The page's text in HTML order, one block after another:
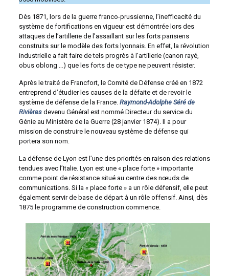
Dès 1871, lors de la guerre franco-prussienne, l’inefficacité du
système de fortifications en vigueur est démontrée lors des
attaques de l’artillerie de l’assaillant sur les forts parisiens
construits sur le modèle des forts lyonnais. En effet, la révolution
industrielle a fait faire de tels progrès à l’artillerie (canon rayé,
obus oblong …) que les forts de ce type ne peuvent résister.
Après le traité de Francfort, le Comité de Défense créé en 1872
entreprend d’étudier les causes de la défaite et de revoir le
système de défense de la France. Raymond-Adolphe Séré de
Rivièresdevenu Général est nommé Directeur du service du
Génie au Ministère de la Guerre (28 janvier 1874). Il a pour
mission de construire le nouveau système de défense qui
portera son nom.
La défense de Lyon est l’une des priorités en raison des relations
tendues avec l’Italie. Lyon est une « place forte » importante
comme point de résistance situé au centre des nœuds de
communications. Si la « place forte » a un rôle défensif, elle peut
également servir de base de départ à un rôle offensif. Ainsi, dès
1875 le programme de construction commence.